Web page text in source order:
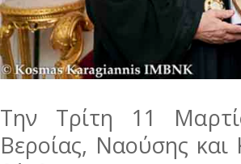
Την Τρίτη 11
Βεροίας, Ναούσης